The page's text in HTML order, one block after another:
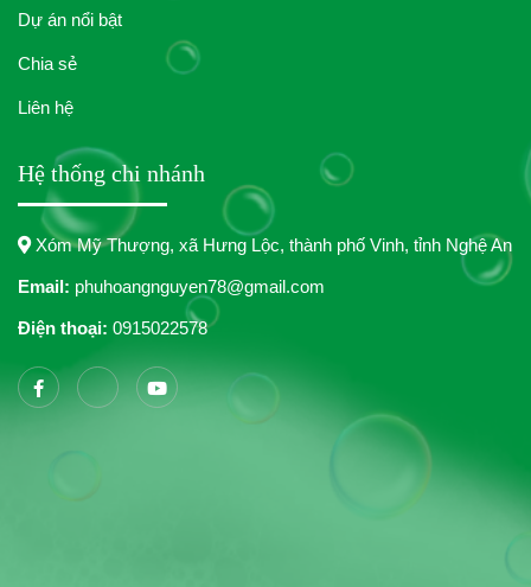
Dự án nổi bật
Chia sẻ
Liên hệ
Hệ thống chi nhánh
Xóm Mỹ Thượng, xã Hưng Lộc, thành phố Vinh, tỉnh Nghệ An
Email: phuhoangnguyen78@gmail.com
Điện thoại: 0915022578